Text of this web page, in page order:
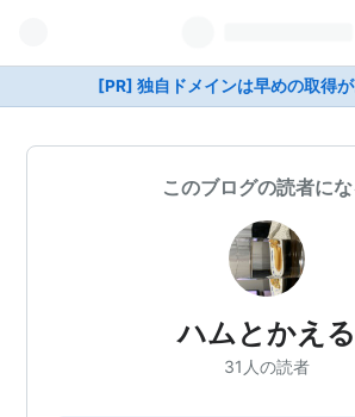
[PR] 独自ドメインは早めの取得が
このブログの読者に
ハムとかえる
31人の読者